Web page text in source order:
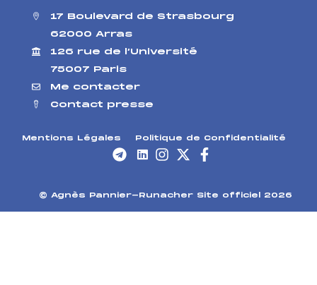
17 Boulevard de Strasbourg
62000 Arras
126 rue de l’Université
75007 Paris
Me contacter
Contact presse
Mentions Légales Politique de Confidentialité
© Agnès Pannier-Runacher Site officiel 2026